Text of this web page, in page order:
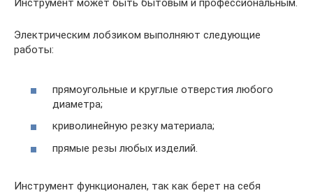
Инструмент может быть бытовым и профессиональным.
Электрическим лобзиком выполняют следующие
работы:
прямоугольные и круглые отверстия любого
диаметра;
криволинейную резку материала;
прямые резы любых изделий.
Инструмент функционален, так как берет на себя